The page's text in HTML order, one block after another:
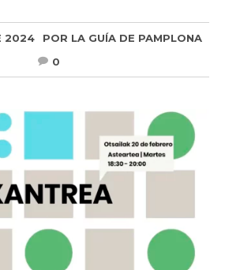
2024 POR LA GUÍA DE PAMPLONA
0